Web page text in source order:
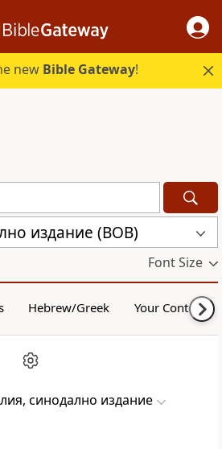
new Bible Gateway!
издание (BOB)
Font Size
Hebrew/Greek Your Content
синодално издание